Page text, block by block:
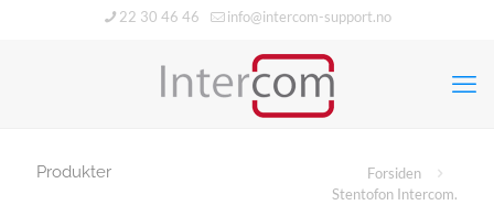
22 30 46 46 info@intercom-support.no
Produkter
Forsiden
Stentofon Intercom.